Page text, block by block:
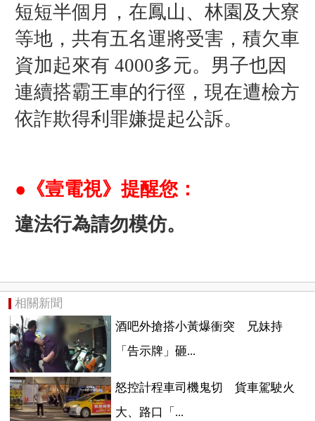
短短半個月，在鳳山、林園及大寮
等地，共有五名運將受害，積欠車
資加起來有 4000多元。男子也因
連續搭霸王車的行徑，現在遭檢方
依詐欺得利罪嫌提起公訴。
●《壹電視》提醒您：
違法行為請勿模仿。
相關新聞
酒吧外搶搭小黃爆衝突 兄妹持
「告示牌」砸...
怒控計程車司機鬼切 貨車駕駛火
大、路口「...